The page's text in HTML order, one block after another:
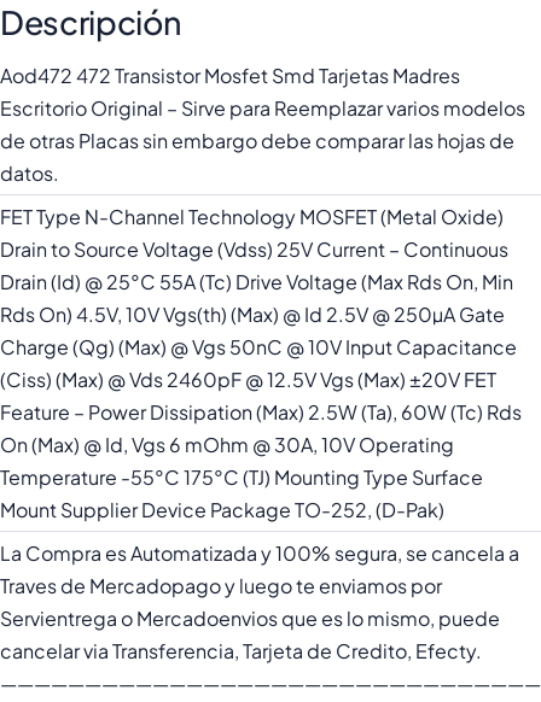
Descripción
Aod472 472 Transistor Mosfet Smd Tarjetas Madres
Escritorio Original – Sirve para Reemplazar varios modelos
de otras Placas sin embargo debe comparar las hojas de
datos.
FET Type N-Channel Technology MOSFET (Metal Oxide)
Drain to Source Voltage (Vdss) 25V Current – Continuous
Drain (Id) @ 25°C 55A (Tc) Drive Voltage (Max Rds On, Min
Rds On) 4.5V, 10V Vgs(th) (Max) @ Id 2.5V @ 250µA Gate
Charge (Qg) (Max) @ Vgs 50nC @ 10V Input Capacitance
(Ciss) (Max) @ Vds 2460pF @ 12.5V Vgs (Max) ±20V FET
Feature – Power Dissipation (Max) 2.5W (Ta), 60W (Tc) Rds
On (Max) @ Id, Vgs 6 mOhm @ 30A, 10V Operating
Temperature -55°C 175°C (TJ) Mounting Type Surface
Mount Supplier Device Package TO-252, (D-Pak)
La Compra es Automatizada y 100% segura, se cancela a
Traves de Mercadopago y luego te enviamos por
Servientrega o Mercadoenvios que es lo mismo, puede
cancelar via Transferencia, Tarjeta de Credito, Efecty.